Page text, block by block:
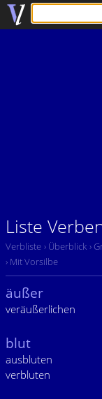
Liste
Verbliste › Überblick ›
› Mit Vorsilbe
äußer
veräußerlichen
blut
ausbluten
verbluten